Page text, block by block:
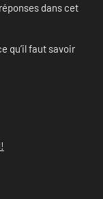
dans cet
qu’il faut savoir